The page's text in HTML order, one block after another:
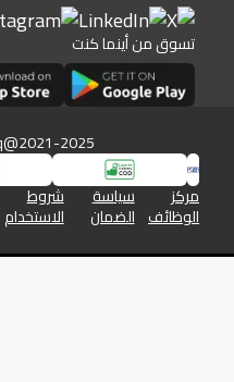
تسوق من أينما كنت
2025
مركز
الوظائف
سياسة
الضمان
شروط
الاستخدام